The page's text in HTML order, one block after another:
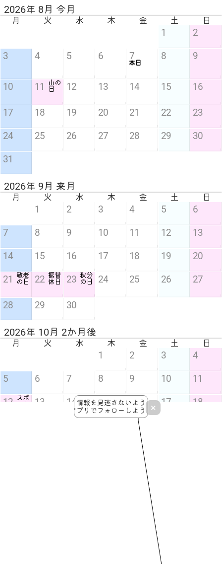
×
情報を見逃さないよう
アプリでフォローしよう！
1 2 3 4
5 6 7 8 9 10 11
12 スポ
ーツ
13 14 15 16 17 18
23
2026年 10月 2か月後
月 火 水 木 金 土 日
1 2 3 4 5 6
7 8 9 10 11 12 13
14 15 16 17 18 19 20
21
敬老
の日
22 振替
休日
23 秋分
の日
24 25 26 27
28 29 30
2026年 9月 来月
月 火 水 木 金 土 日
1 2
3 4 5 6 7
本日
8 9
10 11
山の
日
12 13 14 15 16
17 18 19 20 21 22 23
24 25 26 27 28 29 30
31
2026年 8月 今月
月 火 水 木 金 土 日